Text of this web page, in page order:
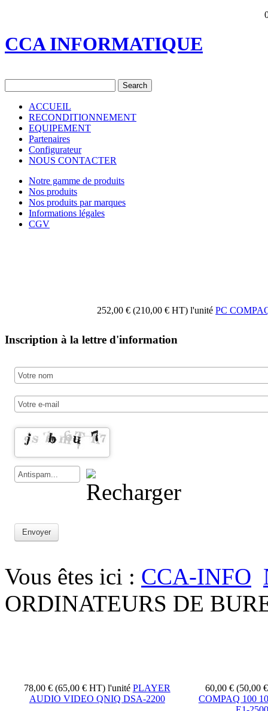
CCA INFORMATIQUE
ACCUEIL
RECONDITIONNEMENT
EQUIPEMENT
Partenaires
Configurateur
NOUS CONTACTER
Notre gamme de produits
Nos produits
Nos produits par marques
Informations légales
CGV
252,00 € (210,00 € HT)l'unité PC
Inscription à la lettre d'information
Envoyer
Vous êtes ici : CCA-INFO
ORDINATEURS DE
78,00 € (65,00 € HT) l'unité PLAYER
AUDIO VIDEO QNIQ DSA-2200
60,00 € (50,00
COMPAQ 100